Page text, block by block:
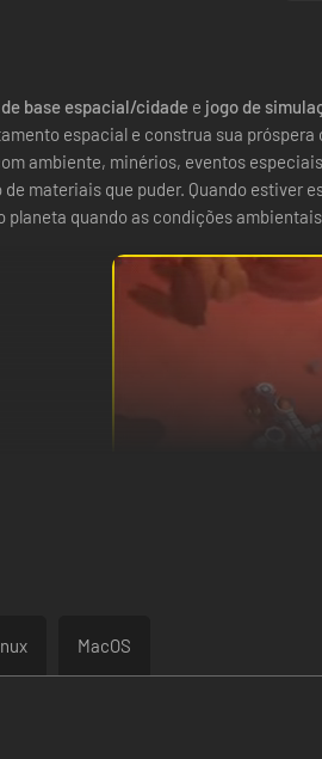
base espacial/cidade e jogo de
espacial e construa sua
ambiente, minérios, eventos
materiais que puder. Quando estiver
planeta quando as condições
valiosos e gerencie sua
MacOS